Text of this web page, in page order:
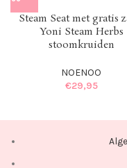
Steam Seat met gratis
Yoni Steam Herbs
stoomkruiden
NOENOO
€29,95